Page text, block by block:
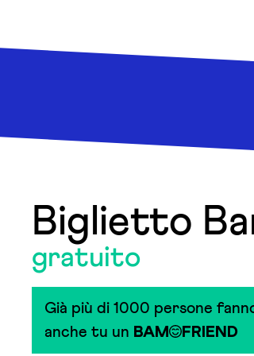
Biglietto
gratuito
Già più di 1000 persone
anche tu un BAM FRIEND